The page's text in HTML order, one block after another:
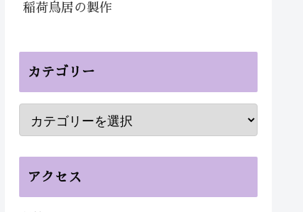
稲荷鳥居の製作
カテゴリー
アクセス